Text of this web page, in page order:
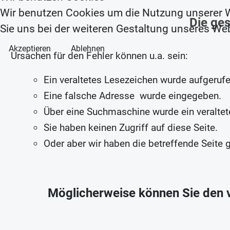
Die
Ursachen für den Fehler können u.a. sein:
Ein veraltetes Lesezeichen wurde
Eine falsche Adresse wurde eingegeben.
Über eine Suchmaschine wurde ein
Sie haben keinen Zugriff auf diese Seite.
Oder aber wir haben die betreffende Seite
Möglicherweise können Sie
Wir benutzen Cookies um die Nutzung
Sie uns bei der weiteren Gestaltung unseres
Akzeptieren Ablehnen